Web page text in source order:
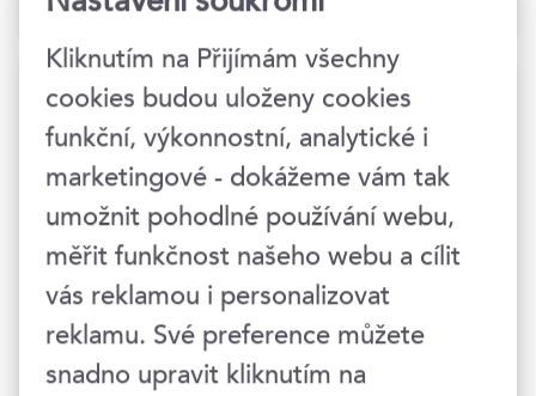
balíček
Digitální detox
Vědomé používání
digitálních technologií
28. 8. 2026 - Praha 1
Cena: 6 990 Kč
Kliknutím na Přijímám všechny
cookies budou uloženy cookies
funkční, výkonnostní, analytické i
marketingové - dokážeme vám tak
umožnit pohodlné používání webu,
měřit funkčnost našeho webu a cílit
vás reklamou i personalizovat
reklamu. Své preference můžete
snadno upravit kliknutím na